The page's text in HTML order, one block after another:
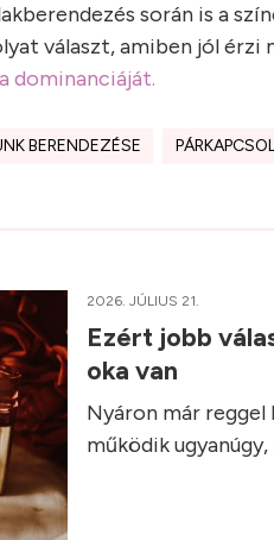
során is a
választ, amiben jól
dominanciáját.
BERENDEZÉSE
2026. JÚLIUS 21.
Ezért jobb
oka van
Nyáron már
működik